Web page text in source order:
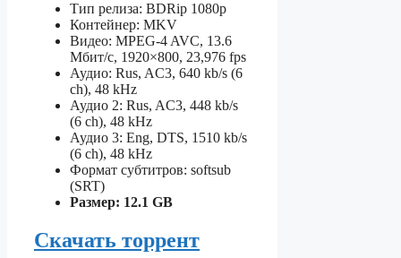
Тип релиза: BDRip 1080p
Контейнер: MKV
Видео: MPEG-4 AVC, 13.6
Mбит/с, 1920×800, 23,976 fps
Аудио: Rus, AC3, 640 kb/s (6
ch), 48 kHz
Аудио 2: Rus, AC3, 448 kb/s
(6 ch), 48 kHz
Аудио 3: Eng, DTS, 1510 kb/s
(6 ch), 48 kHz
Формат субтитров: softsub
(SRT)
Размер: 12.1 GB
Скачать торрент